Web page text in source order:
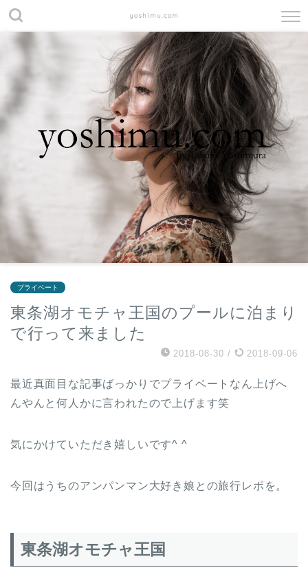
yoshimu.com
プライベート
東条湖オモチャ王国のプールに泊まり
で行って来ました
2018-08-30 / 2018-09-06
最近真面目な記事ばっかりでプライベートなん上げへ
んやんと何人かに言われたので上げます笑
気にかけていただき嬉しいです^ ^
今回はうちのアンパンマン大好き娘との旅行レポを。
東条湖オモチャ王国